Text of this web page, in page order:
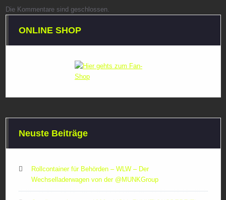
Die Kommentare sind geschlossen.
ONLINE SHOP
Neuste Beiträge
Rollcontainer für Behörden – WLW – Der
Wechselladerwagen von der ‪@MUNKGroup‬